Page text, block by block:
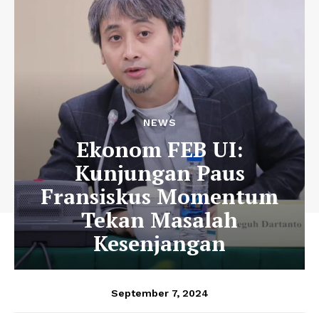
NEWS
Ekonom FEB UI:
Kunjungan Paus
Fransiskus Momentum
Tekan Masalah
Kesenjangan
September 7, 2024